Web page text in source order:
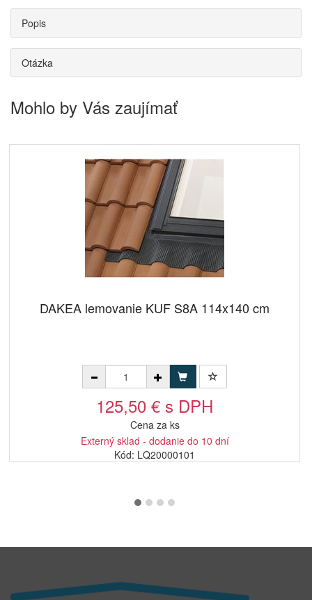
Popis
Otázka
Mohlo by Vás zaujímať
DAKEA lemovanie KUF S8A 114x140 cm
125,50 € s DPH
Cena za ks
Externý sklad - dodanie do 10 dní
Kód: LQ20000101